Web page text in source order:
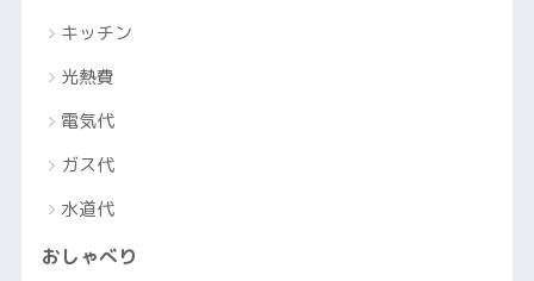
キッチン
光熱費
電気代
ガス代
水道代
おしゃべり